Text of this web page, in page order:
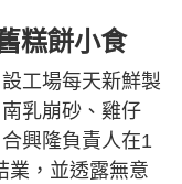
糕餅小食
工場每天新鮮製
乳崩砂、雞仔
興隆負責人在1
業，並透露無意